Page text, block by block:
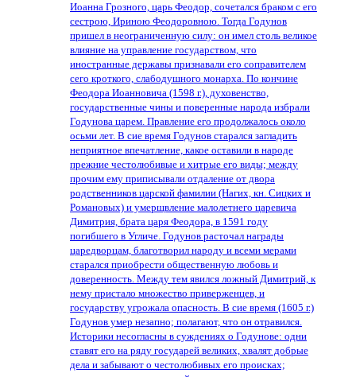
Иоанна Грозного, царь Феодор, сочетался браком с его
сестрою, Ириною Феодоровною. Тогда Годунов
пришел в неограниченную силу: он имел столь великое
влияние на управление государством, что
иностранные державы признавали его соправителем
сего кроткого, слабодушного монарха. По кончине
Феодора Иоанновича (1598 г.), духовенство,
государственные чины и поверенные народа избрали
Годунова царем. Правление его продолжалось около
осьми лет. В сие время Годунов старался загладить
неприятное впечатление, какое оставили в народе
прежние честолюбивые и хитрые его виды; между
прочим ему приписывали отдаление от двора
родственников царской фамилии (Нагих, кн. Сицких и
Романовых) и умерщвление малолетнего царевича
Димитрия, брата царя Феодора, в 1591 году
погибшего в Угличе. Годунов расточал награды
царедворцам, благотворил народу и всеми мерами
старался приобрести общественную любовь и
доверенность. Между тем явился ложный Димитрий, к
нему пристало множество приверженцев, и
государству угрожала опасность. В сие время (1605 г.)
Годунов умер незапно; полагают, что он отравился.
Историки несогласны в суждениях о Годунове: одни
ставят его на ряду государей великих, хвалят добрые
дела и забывают о честолюбивых его происках;